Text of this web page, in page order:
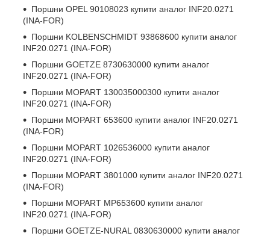
Поршни OPEL 90108023 купити аналог INF20.0271
(INA-FOR)
Поршни KOLBENSCHMIDT 93868600 купити аналог
INF20.0271 (INA-FOR)
Поршни GOETZE 8730630000 купити аналог
INF20.0271 (INA-FOR)
Поршни MOPART 130035000300 купити аналог
INF20.0271 (INA-FOR)
Поршни MOPART 653600 купити аналог INF20.0271
(INA-FOR)
Поршни MOPART 1026536000 купити аналог
INF20.0271 (INA-FOR)
Поршни MOPART 3801000 купити аналог INF20.0271
(INA-FOR)
Поршни MOPART MP653600 купити аналог
INF20.0271 (INA-FOR)
Поршни GOETZE-NURAL 0830630000 купити аналог